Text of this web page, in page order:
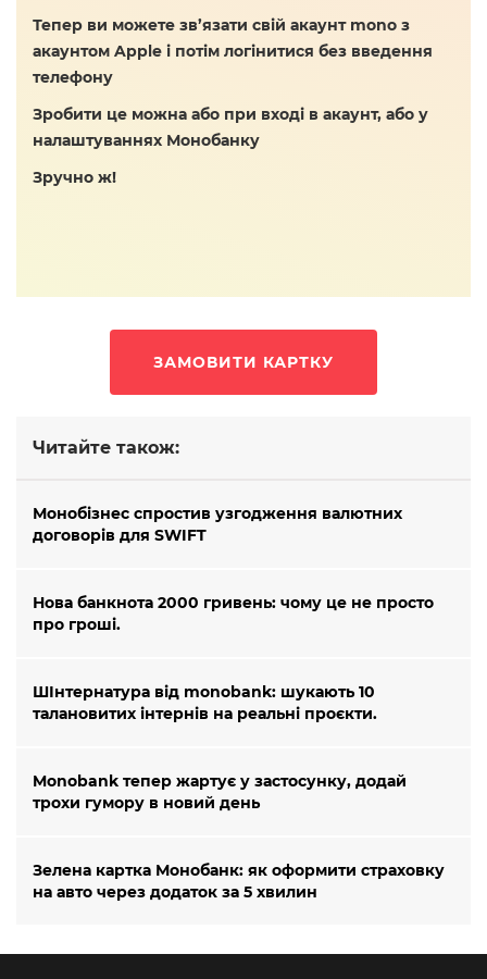
Читайте також:
Монобізнес спростив узгодження валютних
договорів для SWIFT
Нова банкнота 2000 гривень: чому це не просто
про гроші.
ШІнтернатура від monobank: шукають 10
талановитих інтернів на реальні проєкти.
Monobank тепер жартує у застосунку, додай
трохи гумору в новий день
Зелена картка Монобанк: як оформити страховку
на авто через додаток за 5 хвилин
Тепер ви можете зв’язати свій акаунт mono з
акаунтом Apple і потім логінитися без введення
телефону
Зробити це можна або при вході в акаунт, або у
налаштуваннях Монобанку
Зручно ж!
ЗАМОВИТИ КАРТКУ